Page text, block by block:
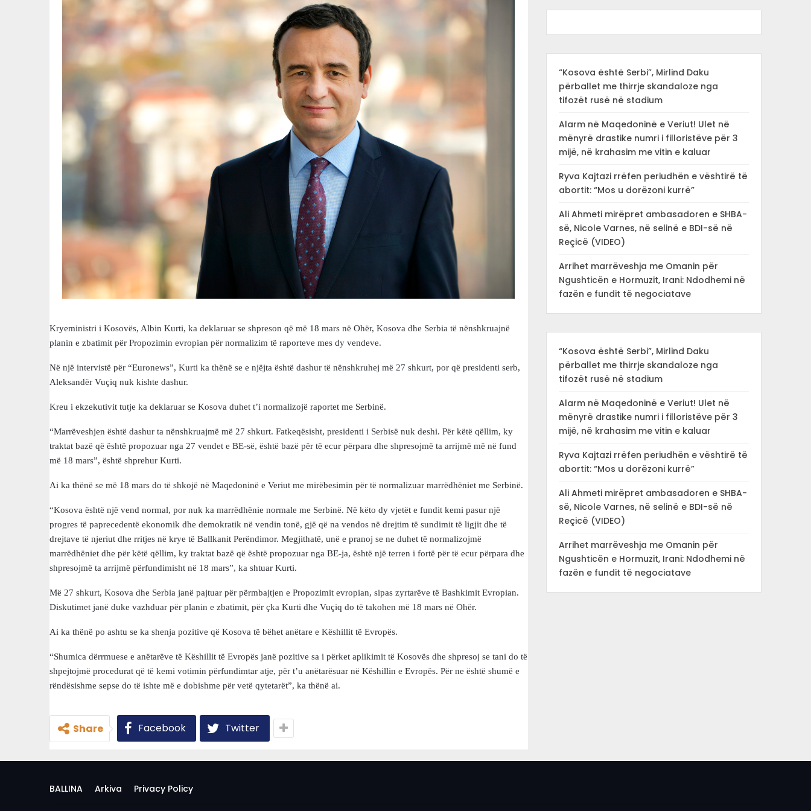
Kryeministri i Kosovës, Albin Kurti, ka deklaruar se shpreson që më 18 mars në Ohër, Kosova dhe Serbia të nënshkruajnë
planin e zbatimit për Propozimin evropian për normalizim të raporteve mes dy vendeve.
Në një intervistë për “Euronews”, Kurti ka thënë se e njëjta është dashur të nënshkruhej më 27 shkurt, por që presidenti serb,
Aleksandër Vuçiq nuk kishte dashur.
Kreu i ekzekutivit tutje ka deklaruar se Kosova duhet t’i normalizojë raportet me Serbinë.
“Marrëveshjen është dashur ta nënshkruajmë më 27 shkurt. Fatkeqësisht, presidenti i Serbisë nuk deshi. Për këtë qëllim, ky
traktat bazë që është propozuar nga 27 vendet e BE-së, është bazë për të ecur përpara dhe shpresojmë ta arrijmë më në fund
më 18 mars”, është shprehur Kurti.
Ai ka thënë se më 18 mars do të shkojë në Maqedoninë e Veriut me mirëbesimin për të normalizuar marrëdhëniet me Serbinë.
“Kosova është një vend normal, por nuk ka marrëdhënie normale me Serbinë. Në këto dy vjetët e fundit kemi pasur një
progres të paprecedentë ekonomik dhe demokratik në vendin tonë, gjë që na vendos në drejtim të sundimit të ligjit dhe të
drejtave të njeriut dhe rritjes në krye të Ballkanit Perëndimor. Megjithatë, unë e pranoj se ne duhet të normalizojmë
marrëdhëniet dhe për këtë qëllim, ky traktat bazë që është propozuar nga BE-ja, është një terren i fortë për të ecur përpara dhe
shpresojmë ta arrijmë përfundimisht në 18 mars”, ka shtuar Kurti.
Më 27 shkurt, Kosova dhe Serbia janë pajtuar për përmbajtjen e Propozimit evropian, sipas zyrtarëve të Bashkimit Evropian.
Diskutimet janë duke vazhduar për planin e zbatimit, për çka Kurti dhe Vuçiq do të takohen më 18 mars në Ohër.
Ai ka thënë po ashtu se ka shenja pozitive që Kosova të bëhet anëtare e Këshillit të Evropës.
“Shumica dërrmuese e anëtarëve të Këshillit të Evropës janë pozitive sa i përket aplikimit të Kosovës dhe shpresoj se tani do të
shpejtojmë procedurat që të kemi votimin përfundimtar atje, për t’u anëtarësuar në Këshillin e Evropës. Për ne është shumë e
rëndësishme sepse do të ishte më e dobishme për vetë qytetarët”, ka thënë ai.
Share Facebook Twitter
“Kosova është Serbi”, Mirlind Daku
përballet me thirrje skandaloze nga
tifozët rusë në stadium
Alarm në Maqedoninë e Veriut! Ulet në
mënyrë drastike numri i filloristëve për 3
mijë, në krahasim me vitin e kaluar
Ryva Kajtazi rrëfen periudhën e vështirë të
abortit: “Mos u dorëzoni kurrë”
Ali Ahmeti mirëpret ambasadoren e SHBA-
së, Nicole Varnes, në selinë e BDI-së në
Reçicë (VIDEO)
Arrihet marrëveshja me Omanin për
Ngushticën e Hormuzit, Irani: Ndodhemi në
fazën e fundit të negociatave
“Kosova është Serbi”, Mirlind Daku
përballet me thirrje skandaloze nga
tifozët rusë në stadium
Alarm në Maqedoninë e Veriut! Ulet në
mënyrë drastike numri i filloristëve për 3
mijë, në krahasim me vitin e kaluar
Ryva Kajtazi rrëfen periudhën e vështirë të
abortit: “Mos u dorëzoni kurrë”
Ali Ahmeti mirëpret ambasadoren e SHBA-
së, Nicole Varnes, në selinë e BDI-së në
Reçicë (VIDEO)
Arrihet marrëveshja me Omanin për
Ngushticën e Hormuzit, Irani: Ndodhemi në
fazën e fundit të negociatave
BALLINA Arkiva Privacy Policy